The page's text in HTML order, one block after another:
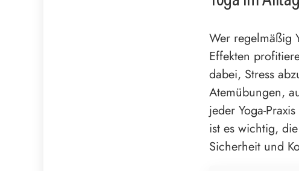
Wer regelmäßig
Effekten
dabei, Stress
Atemübungen,
jeder Yoga-
ist es wichtig,
Sicherheit und